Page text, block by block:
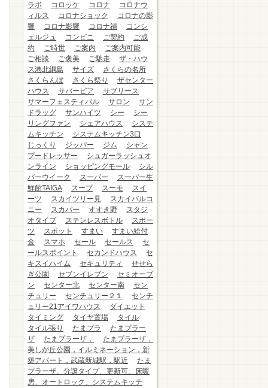
ラボ
コロッケ コロナ
コロナウ
ィルス
コロナショック
コロナの影
響
コロナ影響 コロナ禍
コンシ
ェルジュ
コンビニ ご契約
ご成
約
ご時世 ご案内
ご案内可能
ご相談
ご褒美 ご馳走
ザ・ハウ
ス港北綱島
サイズ
さくらの名所
さくらんぼ
さくら祭り
ザセンター
ハウス
サバービア
サブリース
サマーフェスティバル
サロン
サン
ドラッグ
サンハイツ シー
シー
リングファン
シェアハウス
システ
ムキッチン
システムキッチン3口
じっくり
ジッパー ジム
シャン
プードレッサー
シュガーラッシュオ
ンライン
ショッピングモール
シル
バーウイーク
スーパー
スーパー生
鮮館TAIGA
スープ スーモ
スイ
ーツ
スカイツリー見
スカイバルコ
ニー
スカパー すすき野
スタジ
オタイプ
ステンレスボトル
スポー
ツ
スポット すまい
すまい給付
金
スマホ セール セールス
セ
ールスポイント
セカンドハウス
セ
キスイハイム
セキュリティ
せせら
ぎ公園
セブンイレブン
セミオープ
ン
センター北 センター南
セン
チュリー
センチュリー２１
センチ
ュリー21アイワハウス
ダイエット
タイミング
タイヤ置場
タイル
タイル張り
たまプラ
たまプラー
ザ
たまプラーザ，
たまプラーザ，
美しが丘公園，イルミネーション，新
築アパート，武蔵新城駅，駅近
たま
プラーザ、分譲タイプ、更新可、床暖
房、オートロック、システムキッチ